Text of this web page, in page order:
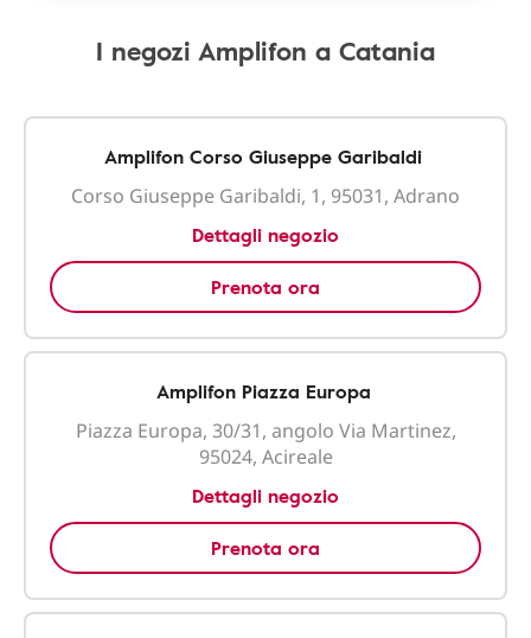
I negozi Amplifon a Catania
Amplifon Corso Giuseppe Garibaldi
Corso Giuseppe Garibaldi, 1, 95031, Adrano
Dettagli negozio
Prenota ora
Amplifon Piazza Europa
Piazza Europa, 30/31, angolo Via Martinez,
95024, Acireale
Dettagli negozio
Prenota ora